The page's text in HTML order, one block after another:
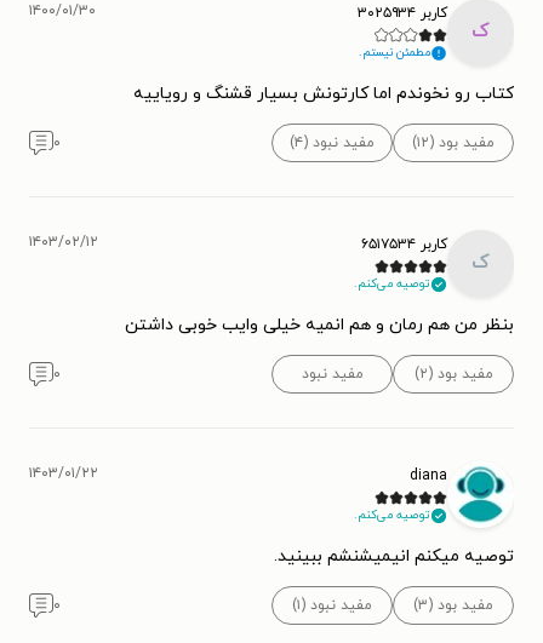
ک
کاربر ۳۰۲۵۹۳۴
مطمئن نیستم.
۱۴۰۰/۰۱/۳۰
کتاب رو نخوندم اما کارتونش بسیار قشنگ و رویاییه
مفید بود (۱۲) مفید نبود (۴) ۰
ک
کاربر ۶۵۱۷۵۳۴
توصیه می‌کنم.
۱۴۰۳/۰۲/۱۲
بنظر من هم رمان و هم انمیه خیلی وایب خوبی داشتن
مفید بود (۲) مفید نبود ۰
diana
توصیه می‌کنم.
۱۴۰۳/۰۱/۲۲
توصیه میکنم انیمیشنشم ببینید.
مفید بود (۳) مفید نبود (۱) ۰